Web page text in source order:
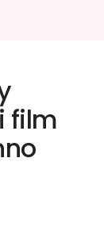
film